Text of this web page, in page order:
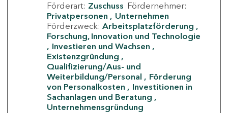
Förderart: Zuschuss Fördernehmer:
Privatpersonen
Unternehmen
Förderzweck: Arbeitsplatzförderung
Forschung, Innovation und Technologie
Investieren und Wachsen
Existenzgründung
Qualifizierung/Aus- und
Weiterbildung/Personal
Förderung
von Personalkosten
Investitionen in
Sachanlagen und Beratung
Unternehmensgründung